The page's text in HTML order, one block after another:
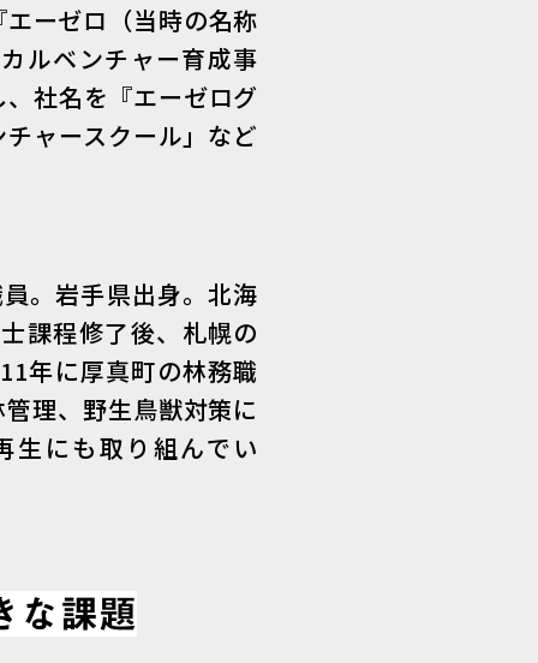
ーゼロ（当時の名称
ルベンチャー育成事
社名を『エーゼログ
ャースクール」など
。岩手県出身。北海
課程修了後、札幌の
年に厚真町の林務職
理、野生鳥獣対策に
生にも取り組んでい
な課題